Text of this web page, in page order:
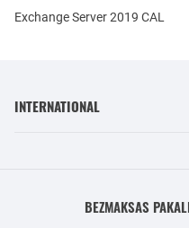
Exchange Server 2019 CAL
INTERNATIONAL
BEZMAKSAS